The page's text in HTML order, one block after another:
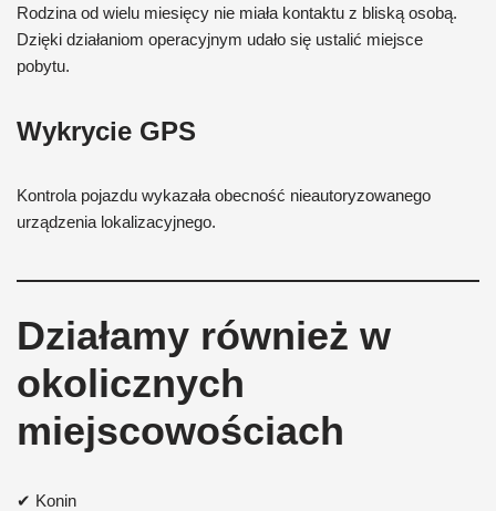
Rodzina od wielu miesięcy nie miała kontaktu z bliską osobą.
Dzięki działaniom operacyjnym udało się ustalić miejsce
pobytu.
Wykrycie GPS
Kontrola pojazdu wykazała obecność nieautoryzowanego
urządzenia lokalizacyjnego.
Działamy również w
okolicznych
miejscowościach
✔ Konin